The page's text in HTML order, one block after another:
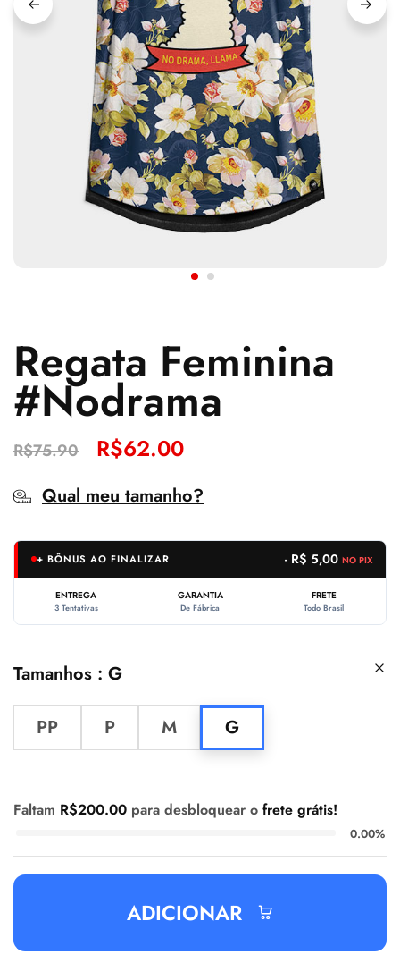
Regata Feminina
#Nodrama
R$75.90 R$62.00
Qual meu tamanho?
+ BÔNUS AO FINALIZAR - R$ 5,00 NO PIX
ENTREGA
3 Tentativas
GARANTIA
De Fábrica
FRETE
Todo Brasil
Tamanhos G
PP P M G
Faltam R$200.00 para desbloquear o frete grátis!
0.00%
ADICIONAR